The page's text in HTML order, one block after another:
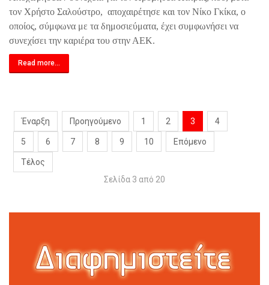
τον Χρήστο Σαλούστρο, αποχαιρέτησε και τον Νίκο Γκίκα, ο
οποίος, σύμφωνα με τα δημοσιεύματα, έχει συμφωνήσει να
συνεχίσει την καριέρα του στην ΑΕΚ.
Read more...
Έναρξη Προηγούμενο 1 2 3 4
5 6 7 8 9 10 Επόμενο
Τέλος
Σελίδα 3 από 20